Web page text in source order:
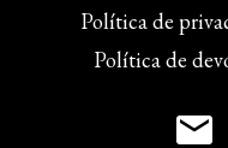
Política de
Política de